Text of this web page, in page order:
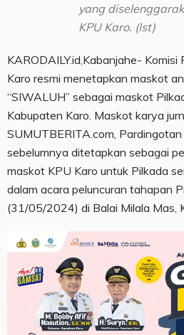
yang
KPU Karo. (Ist)
KARODAILY.id,Kabanjahe- Komisi
Karo resmi menetapkan maskot
“SIWALUH” sebagai maskot
Kabupaten Karo. Maskot karya
SUMUTBERITA.com, Pardingotan
sebelumnya ditetapkan sebagai
maskot KPU Karo untuk Pilkada
dalam acara peluncuran tahapan
(31/05/2024) di Balai Milala Mas,